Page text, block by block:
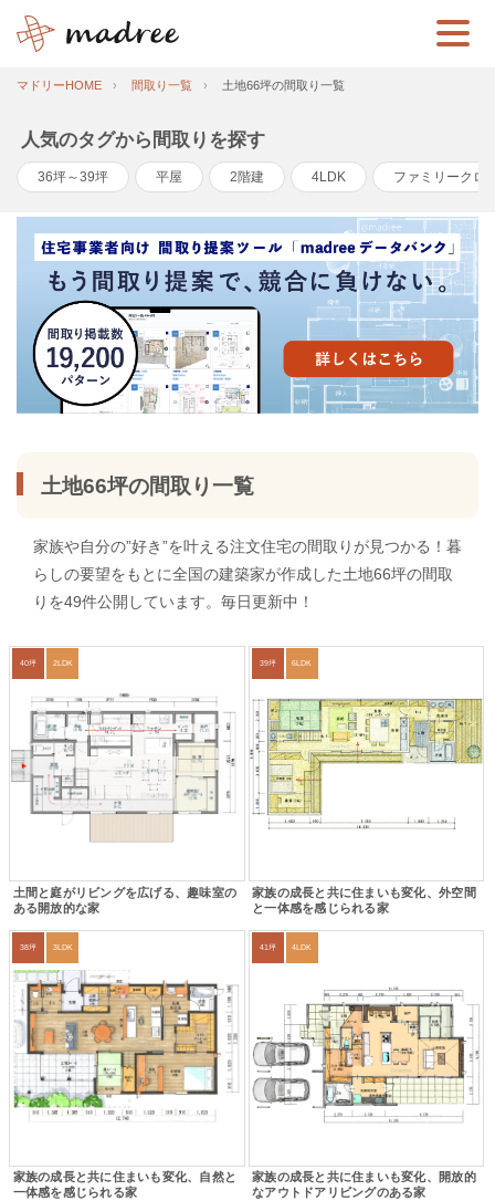
マドリーHOME 間取り一覧 土地66坪の間取り一覧
人気のタグから間取りを探す
36坪～39坪 平屋 2階建 4LDK ファミリークロ
土地66坪の間取り一覧
家族や自分の”好き”を叶える注文住宅の間取りが見つかる！暮
らしの要望をもとに全国の建築家が作成した土地66坪の間取
りを49件公開しています。毎日更新中！
40坪 2LDK
土間と庭がリビングを広げる、趣味室の
ある開放的な家
39坪 6LDK
家族の成長と共に住まいも変化、外空間
と一体感を感じられる家
38坪 3LDK
家族の成長と共に住まいも変化、自然と
一体感を感じられる家
41坪 4LDK
家族の成長と共に住まいも変化、開放的
なアウトドアリビングのある家